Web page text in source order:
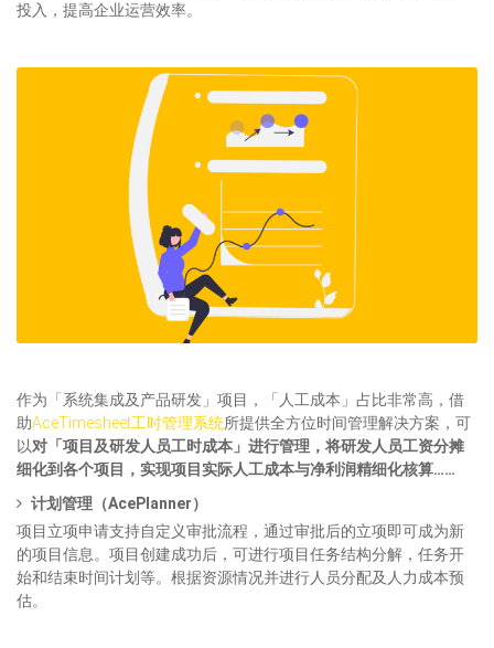
投入，提高企业运营效率。
作为「系统集成及产品研发」项目，「人工成本」占比非常高，借
助AceTimesheet工时管理系统所提供全方位时间管理解决方案，可
以对「项目及研发人员工时成本」进行管理，将研发人员工资分摊
细化到各个项目，实现项目实际人工成本与净利润精细化核算……
计划管理 （AcePlanner）
项目立项申请支持自定义审批流程，通过审批后的立项即可成为新
的项目信息。项目创建成功后，可进行项目任务结构分解，任务开
始和结束时间计划等。根据资源情况并进行人员分配及人力成本预
估。